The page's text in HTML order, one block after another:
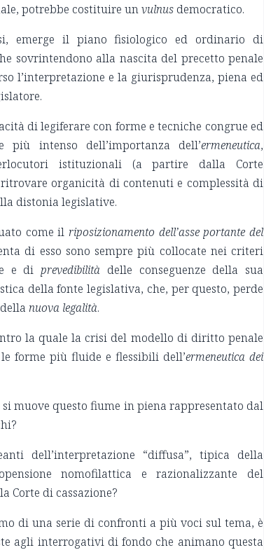
potrebbe costituire unvulnus democratico.
emerge il piano fisiologico ed ordinario di
sovrintendono alla nascita del precetto penale
l’interpretazione e la giurisprudenza, piena ed
di legiferare con forme e tecniche congrue ed
più intenso dell’importanza dell’ermeneutica,
istituzionali (a partire dalla Corte
organicità di contenuti e complessità di
distonia legislative.
come il riposizionamento dell’asse portante del
di esso sono sempre più collocate nei criteri
e diprevedibilità delle conseguenze della sua
della fonte legislativa, che, per questo, perde
nuova legalità.
la quale la crisi del modello di diritto penale
forme più fluide e flessibili dell’ermeneutica dei
muove questo fiume in piena rappresentato dal
dell’interpretazione “diffusa”, tipica della
nomofilattica e razionalizzante del
Corte di cassazione?
di una serie di confronti a più voci sul tema, è
agli interrogativi di fondo che animano questa